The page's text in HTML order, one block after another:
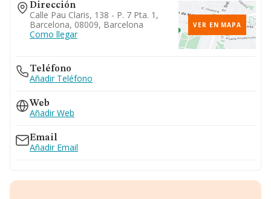
Dirección
Calle Pau Claris, 138 - P. 7 Pta. 1,
Barcelona, 08009, Barcelona
Como llegar
VER EN MAPA
Teléfono
Añadir Teléfono
Web
Añadir Web
Email
Añadir Email